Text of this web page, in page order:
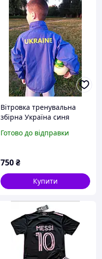
Вітровка тренувальна
збірна Україна синя
Готово до відправки
750₴
Купити